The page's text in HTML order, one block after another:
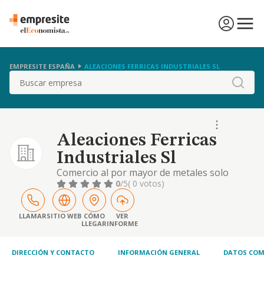
EMPRESITE ESPAÑA ALEACIONES FERRICAS INDUSTRIALES SL
Buscar
Aleaciones Ferricas
Industriales Sl
Comercio al por mayor de metales solo
férreos
0/5( 0 votos)
LLAMARSITIO WEB CÓMO
LLEGAR
VER
INFORME
DIRECCIÓN Y CONTACTO INFORMACIÓN GENERAL DATOS